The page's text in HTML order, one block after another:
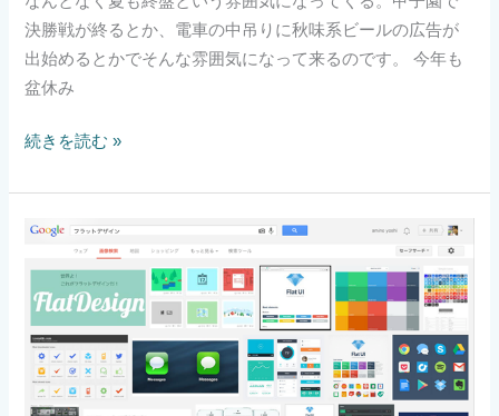
決勝戦が終るとか、電車の中吊りに秋味系ビールの広告が
出始めるとかでそんな雰囲気になって来るのです。 今年も
盆休み
ー
ル
人！
続きを読む »
フ
ッ
デ
ザ
イ